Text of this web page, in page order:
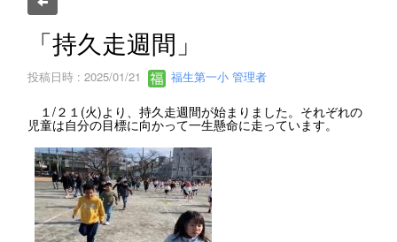
「持久走週間」
投稿日時 : 2025/01/21 福生第一小 管理者
１/２１(火)より、持久走週間が始まりました。それぞれの
児童は自分の目標に向かって一生懸命に走っています。